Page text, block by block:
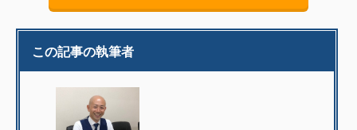
この記事の執筆者